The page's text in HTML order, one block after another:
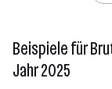
Beispiele für
Jahr 2025